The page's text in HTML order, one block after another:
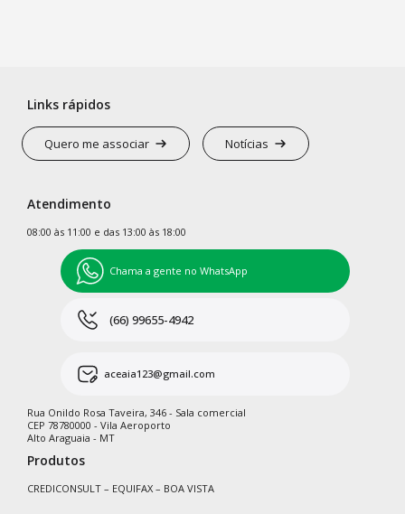
Links rápidos
Quero me associar Notícias
Atendimento
08:00 às 11:00 e das 13:00 às 18:00
Chama a gente no WhatsApp
(66) 99655-4942
aceaia123@gmail.com
Rua Onildo Rosa Taveira, 346 - Sala comercial
CEP 78780000 - Vila Aeroporto
Alto Araguaia - MT
Produtos
CREDICONSULT – EQUIFAX – BOA VISTA